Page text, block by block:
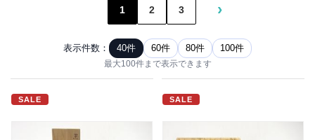
1 2 3 ›
表示件数： 40件 60件 80件 100件
最大100件まで表示できます
SALE SALE